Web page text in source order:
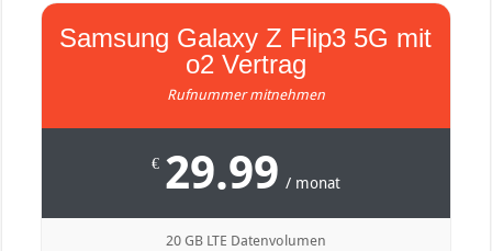
Samsung Galaxy Z Flip3 5G mit
o2 Vertrag
Rufnummer mitnehmen
€ 29.99 / monat
20 GB LTE Datenvolumen